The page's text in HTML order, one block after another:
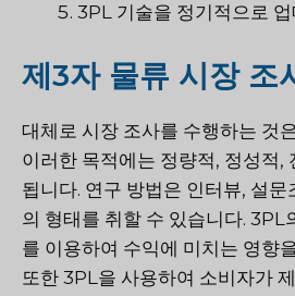
3PL 기술을 정기적으로
제3자 물류 시장 조
대체로 시장 조사를 수행하는 것
이러한 목적에는 정량적, 정성적,
됩니다. 연구 방법은 인터뷰, 설문
의 형태를 취할 수 있습니다. 3PL
를 이용하여 수익에 미치는 영향
또한 3PL을 사용하여 소비자가